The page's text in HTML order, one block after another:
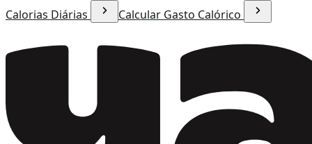
Calorias Diárias
Calcular Gasto Calórico